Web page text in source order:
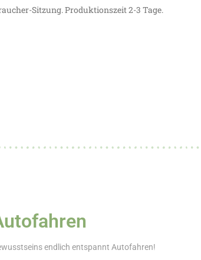
Sitzung. Produktionszeit 2-3 Tage.
endlich entspannt Autofahren!